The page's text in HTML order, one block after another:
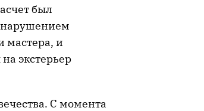
был
нарушением
мастера, и
экстерьер
С момента